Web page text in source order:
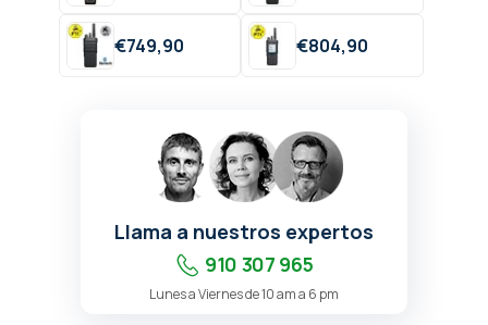
€749,90 €804,90
Llama a nuestros expertos
910 307 965
Lunes a Viernes de 10 am a 6 pm